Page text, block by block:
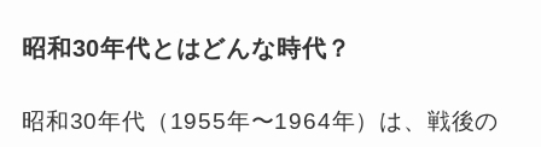
昭和30年代とはどんな時代？
昭和30年代（1955年〜1964年）は、戦後の